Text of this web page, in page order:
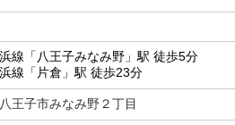
浜線「八王子みなみ野」駅 徒歩5分
浜線「片倉」駅 徒歩23分
王子市みなみ野２丁目